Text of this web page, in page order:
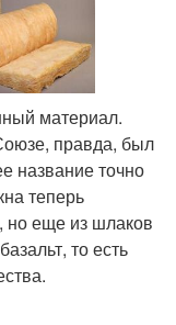
материал.
правда, был
название точно
теперь
но еще из шлаков
то есть